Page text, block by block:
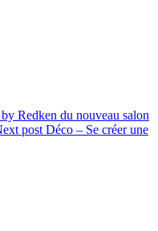
Redken du nouveau salon
post Déco – Se créer une